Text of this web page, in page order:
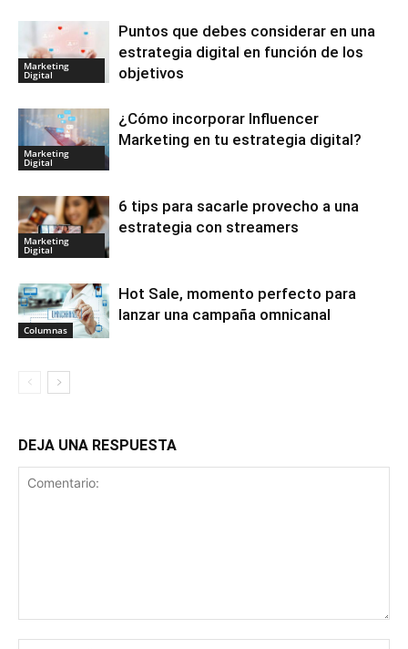
Marketing
Digital
Puntos que debes considerar en una
estrategia digital en función de los
objetivos
Marketing
Digital
¿Cómo incorporar Influencer
Marketing en tu estrategia digital?
Marketing
Digital
6 tips para sacarle provecho a una
estrategia con streamers
Columnas
Hot Sale, momento perfecto para
lanzar una campaña omnicanal
DEJA UNA RESPUESTA